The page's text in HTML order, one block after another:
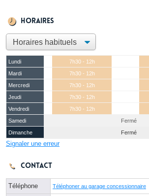
Horaires
Lundi 7h30 - 12h
Mardi
7h30 - 12h
Mercredi
7h30 - 12h
Jeudi
7h30 - 12h
Vendredi
7h30 - 12h
Samedi
Fermé
Dimanche
Fermé
Signaler une erreur
Contact
Téléphone Téléphoner au garage concessionnaire